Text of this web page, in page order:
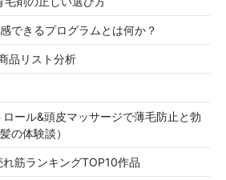
できるプログラムとは何か？
品リスト分析
ロール&頭皮マッサージで薄毛防止と勃
の体験談）
れ筋ランキングTOP10作品